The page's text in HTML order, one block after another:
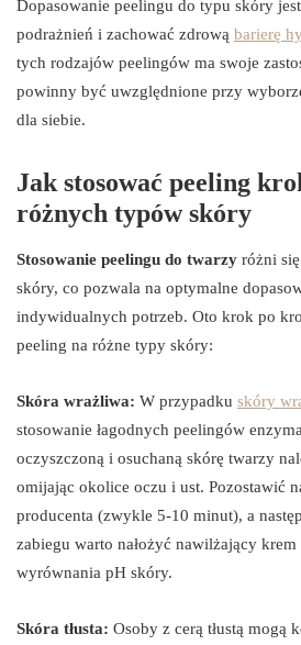
Dopasowanie peelingu do typu skóry
podrażnień i zachować zdrową barierę
tych rodzajów peelingów ma swoje
powinny być uwzględnione przy
dla siebie.
Jak stosować peeling
różnych typów skóry
Stosowanie peelingu do twarzy różni
skóry, co pozwala na optymalne
indywidualnych potrzeb. Oto krok po
peeling na różne typy skóry:
Skóra wrażliwa: W przypadku skóry
stosowanie łagodnych peelingów
oczyszczoną i osuchaną skórę twarzy
omijając okolice oczu i ust. Pozostawić
producenta (zwykle 5-10 minut), a
zabiegu warto nałożyć nawilżający
wyrównania pH skóry.
Skóra tłusta: Osoby z cerą tłustą mogą